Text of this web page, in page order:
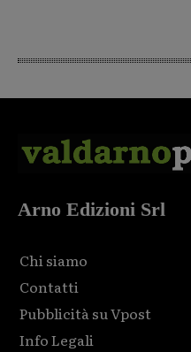
Arno Edizioni Srl
Chi siamo
Contatti
Pubblicità su Vpost
Info Legali